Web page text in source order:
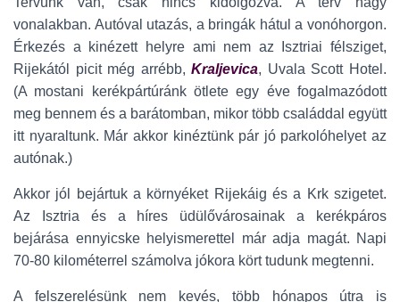
vonalakban. Autóval utazás, a bringák hátul a vonóhorgon.
Érkezés a kinézett helyre ami nem az Isztriai félsziget,
Rijekától picit még arrébb,Kraljevica, Uvala Scott Hotel.
(A mostani kerékpártúránk ötlete egy éve fogalmazódott
meg bennem és a barátomban, mikor több családdal együtt
itt nyaraltunk. Már akkor kinéztünk pár jó parkolóhelyet az
autónak.)
Akkor jól bejártuk a környéket Rijekáig és a Krk szigetet.
Az Isztria és a híres üdülővárosainak a kerékpáros
bejárása ennyicske helyismerettel már adja magát. Napi
70-80 kilométerrel számolva jókora kört tudunk megtenni.
A felszerelésünk nem kevés, több hónapos útra is